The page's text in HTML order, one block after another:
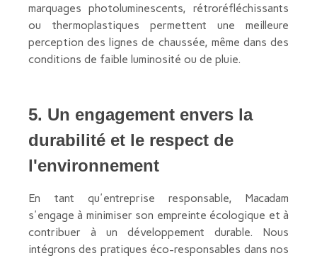
marquages photoluminescents, rétroréfléchissants
ou thermoplastiques permettent une meilleure
perception des lignes de chaussée, même dans des
conditions de faible luminosité ou de pluie.
5. Un engagement envers la
durabilité et le respect de
l'environnement
En tant qu'entreprise responsable, Macadam
s'engage à minimiser son empreinte écologique et à
contribuer à un développement durable. Nous
intégrons des pratiques éco-responsables dans nos